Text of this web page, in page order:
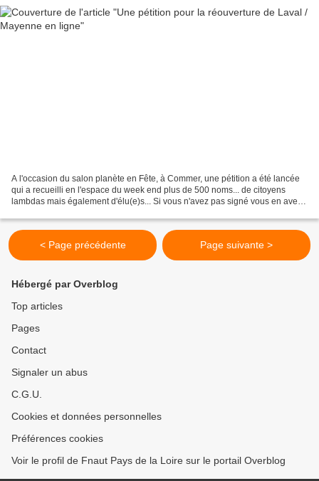
A l'occasion du salon planète en Fête, à Commer, une pétition a été lancée
qui a recueilli en l'espace du week end plus de 500 noms... de citoyens
lambdas mais également d'élu(e)s... Si vous n'avez pas signé vous en avez
< Page précédente Page suivante >
Hébergé par Overblog
Top articles
Pages
Contact
Signaler un abus
C.G.U.
Cookies et données personnelles
Préférences cookies
Voir le profil de Fnaut Pays de la Loire sur le portail Overblog